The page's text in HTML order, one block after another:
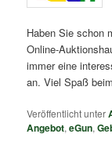
Haben Sie schon
Online-
immer eine
an. Viel Spaß
Veröffentlicht unter
Angebot,eGun,